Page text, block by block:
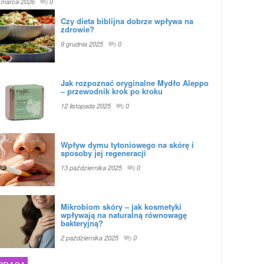
Czy dieta biblijna dobrze wpływa na
zdrowie?
9 grudnia 2025 0
Jak rozpoznać oryginalne Mydło Aleppo
– przewodnik krok po kroku
12 listopada 2025 0
Wpływ dymu tytoniowego na skórę i
sposoby jej regeneracji
13 października 2025 0
Mikrobiom skóry – jak kosmetyki
wpływają na naturalną równowagę
bakteryjną?
2 października 2025 0